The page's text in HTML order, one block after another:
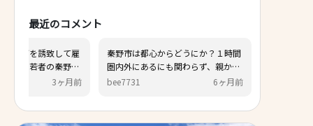
最近のコメント
道の駅、娯楽施設などを誘致して雇
用創出、観光客増加、若者の秦野離
れを対策してください。
けんけん
秦野市は都心からどうにか？
圏内外にあるにも関わらず、
の支援なしに自力で一戸建て
ます。また、スーパーも多く
bee7731